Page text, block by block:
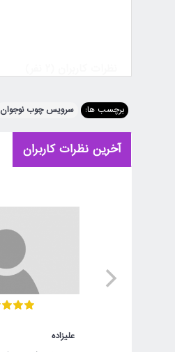
عباسی
چهارشنبه 29 آبان 1398 - 13:58:39
خریدار تایید شده
برچسب ها: سرویس چوب نوجوان
آخرین نظرات کاربران
علیزاده